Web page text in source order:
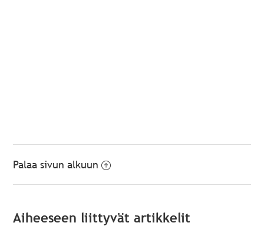
Palaa sivun alkuun
Aiheeseen liittyvät artikkelit